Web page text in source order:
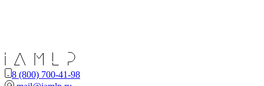
8 (800) 700-41-98